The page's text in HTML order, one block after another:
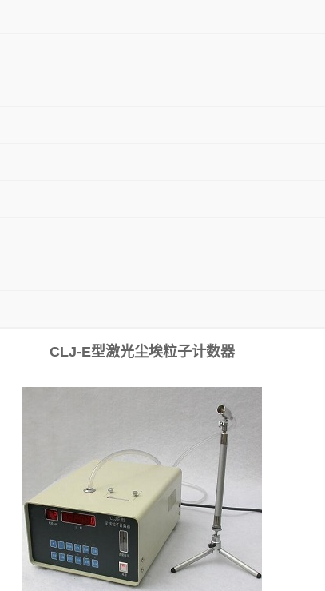
CLJ-E型激光尘埃粒子计数器